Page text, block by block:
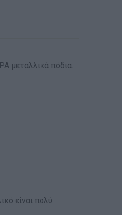
μεταλλικά πόδια.
είναι πολύ